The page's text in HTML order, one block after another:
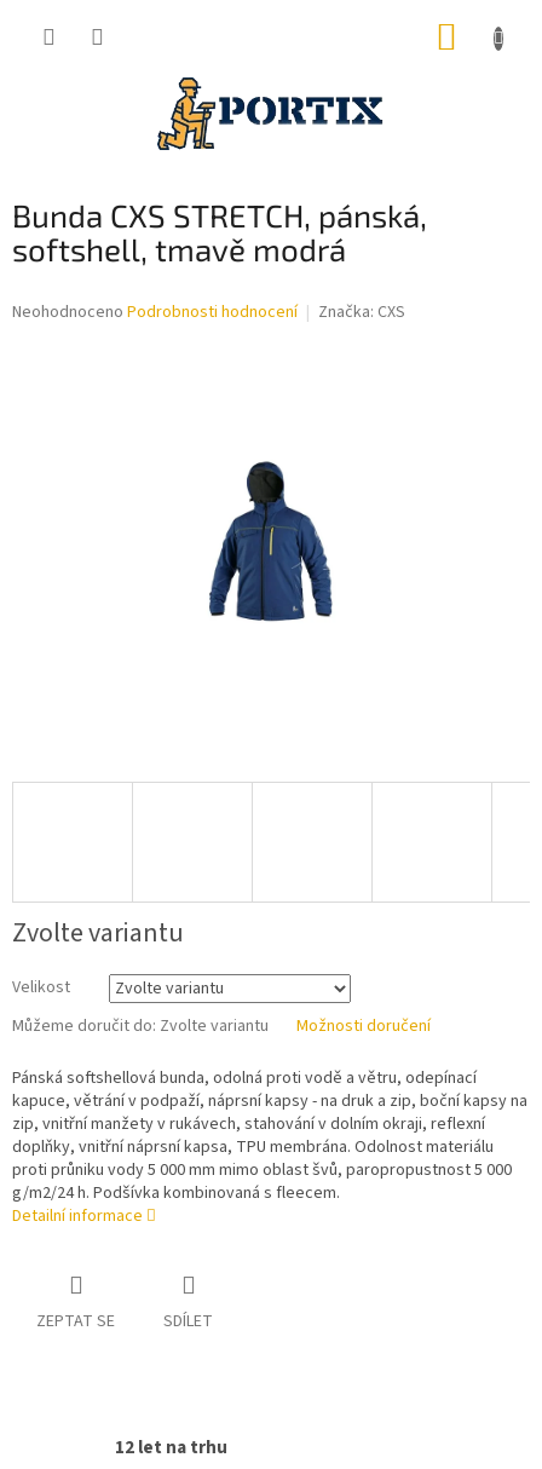
Bunda CXS STRETCH, pánská,
softshell, tmavě modrá
Průměrné
Neohodnoceno Podrobnosti hodnocení Značka: CXS
Zvolte variantu
Velikost
Můžeme doručit do: Zvolte variantu Možnosti doručení
Pánská softshellová bunda, odolná proti vodě a větru, odepínací
kapuce, větrání v podpaží, náprsní kapsy - na druk a zip, boční kapsy na
zip, vnitřní manžety v rukávech, stahování v dolním okraji, reflexní
doplňky, vnitřní náprsní kapsa, TPU membrána. Odolnost materiálu
proti průniku vody 5 000 mm mimo oblast švů, paropropustnost 5 000
g/m2/24 h. Podšívka kombinovaná s fleecem.
Detailní informace
ZEPTAT SE SDÍLET
12 let na trhu